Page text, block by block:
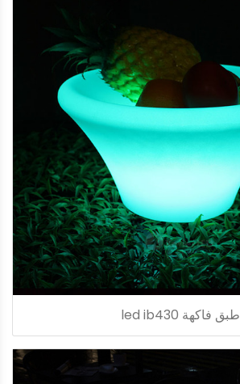
طبق فاكهة led ib430